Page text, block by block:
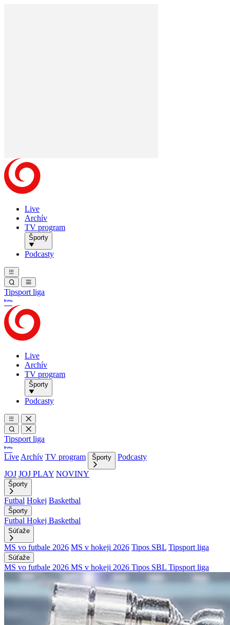
Live
Archív
TV program
Športy
Podcasty
Tipsport liga
Live
Archív
TV program
Športy
Podcasty
Tipsport liga
Live Archív TV program Športy
Podcasty
JOJ JOJ PLAY NOVINY
Športy
Futbal Hokej Basketbal
Športy
Futbal Hokej Basketbal
Súťaže
MS vo futbale 2026 MS v hokeji 2026 Tipos SBL Tipsport liga
Súťaže
MS vo futbale 2026 MS v hokeji 2026 Tipos SBL Tipsport liga